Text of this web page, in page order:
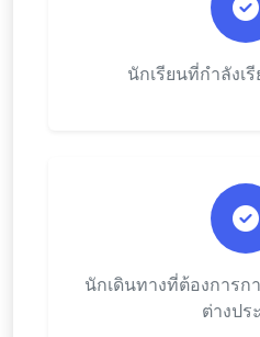
นักเรียนที่กำลังเ
นักเดินทางที่ต้องการก
ต่างปร